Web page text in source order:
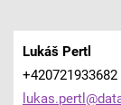
Lukáš Pertl
+420721933682
lukas.pe